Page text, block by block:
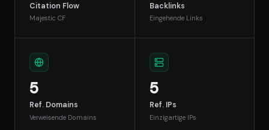
Citation Flow
Majestic CF
Backlinks
Eingehende Links
5
Ref. Domains
Verweisende Domains
5
Ref. IPs
Einzigartige IPs